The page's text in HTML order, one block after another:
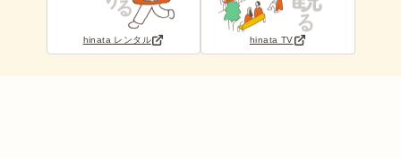
hinata レンタル hinata TV